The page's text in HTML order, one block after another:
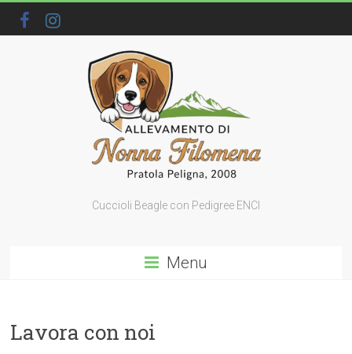
Cuccioli Beagle con Pedigree ENCI
Menu
Lavora con noi